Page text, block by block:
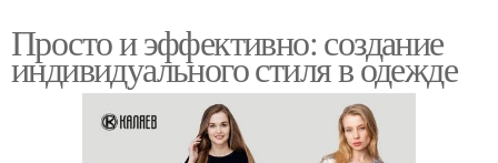
Просто и эффективно: создание
индивидуального стиля в одежде